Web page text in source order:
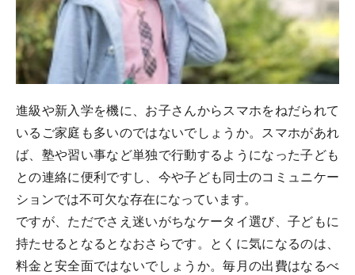
進級や新入学を機に、お子さんからスマホをねだられて
いるご家庭も多いのではないでしょうか。スマホがあれ
ば、塾や習い事など単独で行動するようになった子ども
との連絡に便利ですし、今や子ども同士のコミュニケー
ションでは不可欠な存在になっています。
ですが、ただでさえ迷いがちなケータイ選び、子どもに
持たせるとなるとなおさらです。とくに気になるのは、
料金と安全面ではないでしょうか。毎月の出費はなるべ